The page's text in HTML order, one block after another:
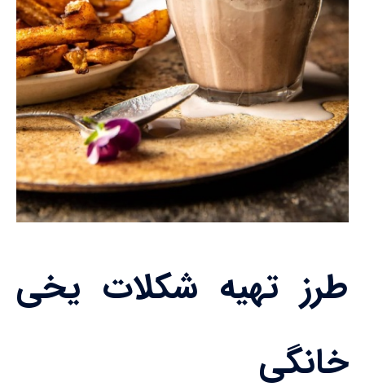
طرز تهیه شکلات یخی
خانگی